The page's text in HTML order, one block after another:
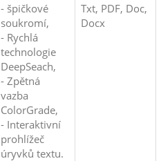
- špičkové
soukromí,
- Rychlá
technologie
DeepSeach,
- Zpětná
vazba
ColorGrade,
- Interaktivní
prohlížeč
úryvků textu.
Txt, PDF, Doc,
Docx